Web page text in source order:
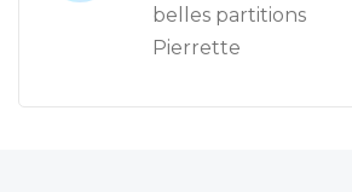
belles partitions
Pierrette